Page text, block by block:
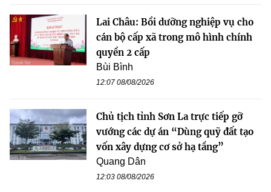
Lai Châu: Bồi dưỡng nghiệp vụ cho
cán bộ cấp xã trong mô hình chính
quyền 2 cấp
Bùi Bình
12:07 08/08/2026
Chủ tịch tỉnh Sơn La trực tiếp gỡ
vướng các dự án “Dùng quỹ đất tạo
vốn xây dựng cơ sở hạ tầng”
Quang Dân
12:03 08/08/2026